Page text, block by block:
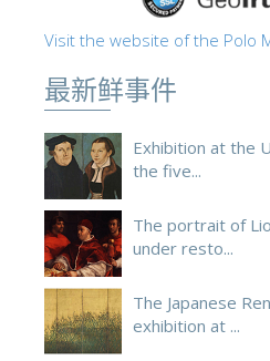
Visit the website of the Polo
最新鲜事件
Exhibition at the
the five...
The portrait of
under resto...
The Japanese
exhibition at ...